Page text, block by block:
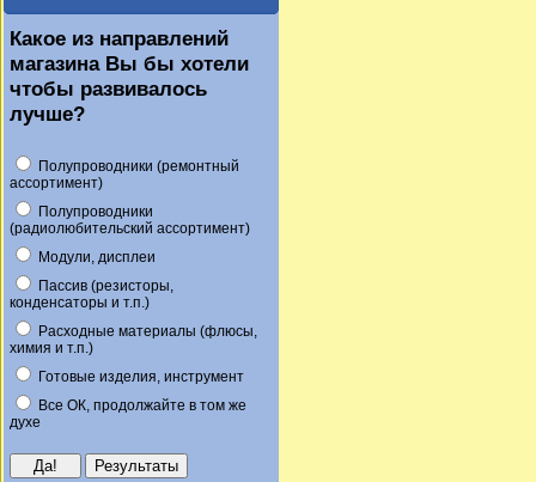
Какое из направлений
магазина Вы бы хотели
чтобы развивалось
лучше?
Полупроводники (ремонтный
ассортимент)
Полупроводники
(радиолюбительский ассортимент)
Модули, дисплеи
Пассив (резисторы,
конденсаторы и т.п.)
Расходные материалы (флюсы,
химия и т.п.)
Готовые изделия, инструмент
Все ОК, продолжайте в том же
духе